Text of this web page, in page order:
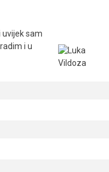
uvijek sam
i u